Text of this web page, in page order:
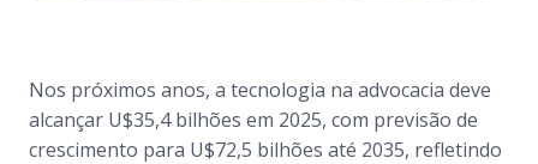
Nos próximos anos, a tecnologia na advocacia deve
alcançar U$35,4 bilhões em 2025, com previsão de
crescimento para U$72,5 bilhões até 2035, refletindo